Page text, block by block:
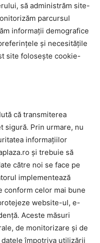
să administrăm site-
parcursul
informații demografice
și necesitățile
site folosește cookie-
că transmiterea
sigură. Prin urmare, nu
informațiilor
și trebuie să
către noi se face pe
implementează
conform celor mai bune
website-ul, e-
Aceste măsuri
de monitorizare și de
împotriva utilizării